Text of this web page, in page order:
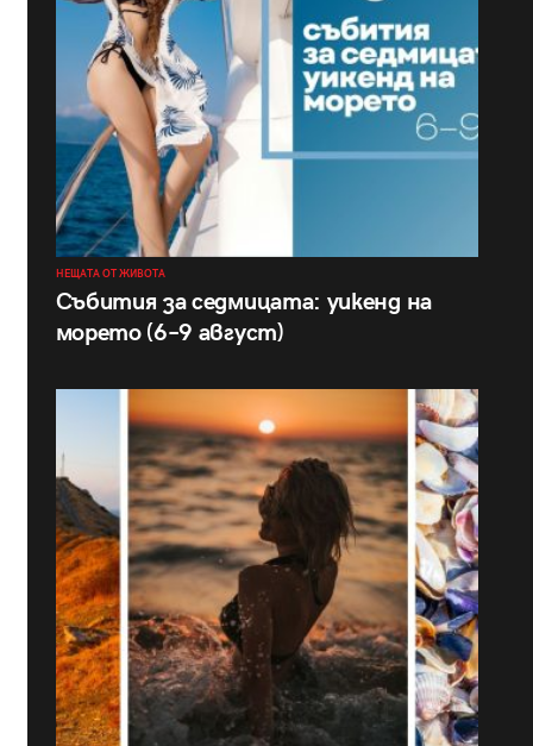
НЕЩАТА ОТ ЖИВОТА
Събития за седмицата: уикенд на
морето (6–9 август)